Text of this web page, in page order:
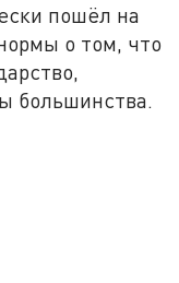
пошёл на
о том, что
большинства.